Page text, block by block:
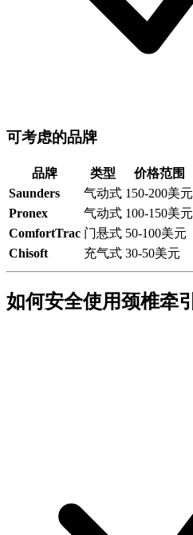
可考虑的品牌
品牌 类型 价格范围
Saunders
气动式 150-200美元
Pronex
气动式 100-150美元
ComfortTrac 门悬式 50-100美元
Chisoft
充气式 30-50美元
如何安全使用颈椎牵引